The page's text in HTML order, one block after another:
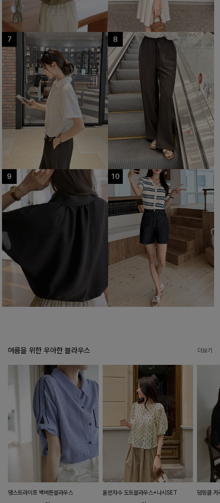
여름을 위한 우아한 블라우스 더보기
댕스트라이프 백버튼블라우스 율븐자수 도트블라우스+나시SET 덤링클 카